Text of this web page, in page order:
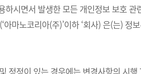
시면서 발생한 모든 개인정보 보호 관
마노코리아(주)’이하 ‘회사) 은(는) 정
정이 있는 경우에는 변경사항의 시행